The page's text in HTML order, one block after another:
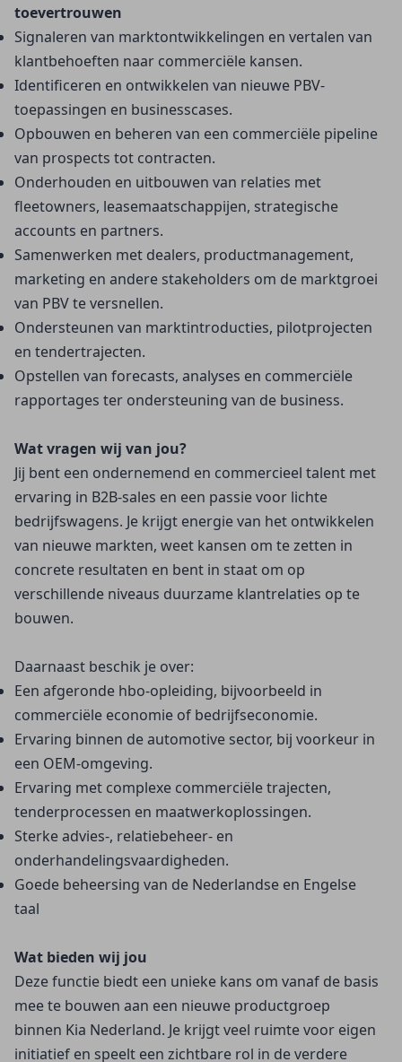
toevertrouwen
Signaleren van marktontwikkelingen en vertalen van
klantbehoeften naar commerciële kansen.
Identificeren en ontwikkelen van nieuwe PBV-
toepassingen en businesscases.
Opbouwen en beheren van een commerciële pipeline
van prospects tot contracten.
Onderhouden en uitbouwen van relaties met
fleetowners, leasemaatschappijen, strategische
accounts en partners.
Samenwerken met dealers, productmanagement,
marketing en andere stakeholders om de marktgroei
van PBV te versnellen.
Ondersteunen van marktintroducties, pilotprojecten
en tendertrajecten.
Opstellen van forecasts, analyses en commerciële
rapportages ter ondersteuning van de business.
Wat vragen wij van jou?
Jij bent een ondernemend en commercieel talent met
ervaring in B2B-sales en een passie voor lichte
bedrijfswagens. Je krijgt energie van het ontwikkelen
van nieuwe markten, weet kansen om te zetten in
concrete resultaten en bent in staat om op
verschillende niveaus duurzame klantrelaties op te
bouwen.
Daarnaast beschik je over:
Een afgeronde hbo-opleiding, bijvoorbeeld in
commerciële economie of bedrijfseconomie.
Ervaring binnen de automotive sector, bij voorkeur in
een OEM-omgeving.
Ervaring met complexe commerciële trajecten,
tenderprocessen en maatwerkoplossingen.
Sterke advies-, relatiebeheer- en
onderhandelingsvaardigheden.
Goede beheersing van de Nederlandse en Engelse
taal
Wat bieden wij jou
Deze functie biedt een unieke kans om vanaf de basis
mee te bouwen aan een nieuwe productgroep
binnen Kia Nederland. Je krijgt veel ruimte voor eigen
initiatief en speelt een zichtbare rol in de verdere